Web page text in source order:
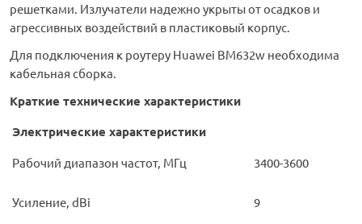
решетками. Излучатели надежно укрыты от осадков и
агрессивных воздействий в пластиковый корпус.
Для подключения к роутеру Huawei BM632w необходима
кабельная сборка.
Краткие технические характеристики
Электрические характеристики
Рабочий диапазон частот, МГц 3400-3600
Усиление, dBi 9